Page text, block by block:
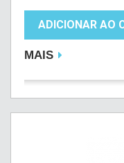
ADICIONAR AO
MAIS